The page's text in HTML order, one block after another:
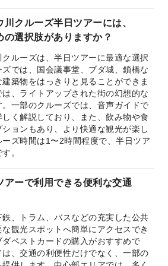
クルーズ半日ツアーには、
の選択肢がありますか？
ルーズは、半日ツアーに最適な選択
では、国会議事堂、ブダ城、鎖橋な
築物をはっきりと見ることができま
、ライトアップされた街の幻想的な
一部のクルーズでは、音声ガイドで
く解説しており、また、飲み物や食
ョンもあり、より快適な観光が楽し
ズ時間は1〜2時間程度で、半日ツア
。
アーで利用できる便利な交通
、トラム、バスなどの充実した公共
観光スポットへ簡単にアクセスでき
ダペストカードの購入がおすすめで
、交通の利便性だけでなく、一部の